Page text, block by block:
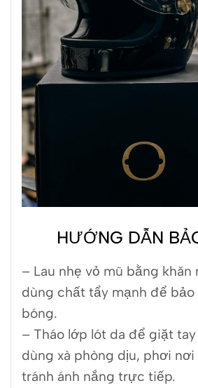
HƯỚNG DẪN
– Lau nhẹ vỏ mũ bằng khăn
dùng chất tẩy mạnh để bảo
bóng.
– Tháo lớp lót da để giặt
dùng xà phòng dịu, phơi
tránh ánh nắng trực tiếp.